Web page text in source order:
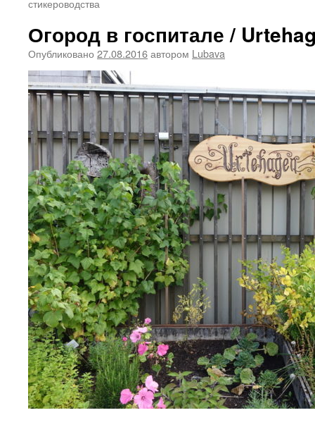
стикероводства
Огород в госпитале /
Опубликовано 27.08.2016автором Lubava